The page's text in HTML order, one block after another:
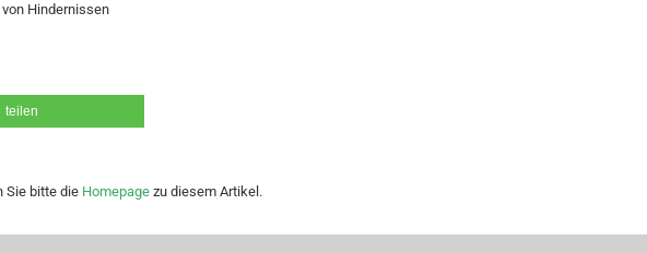
Hindernissen
teilen
Sie bitte die Homepage zu diesem Artikel.